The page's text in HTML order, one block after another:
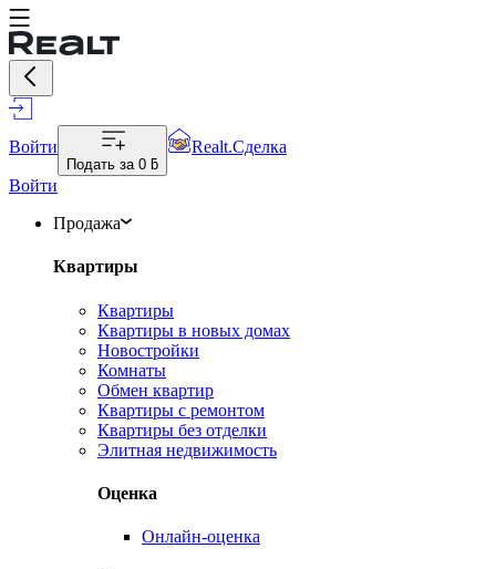
Войти
Подать за 0 ƃ
Realt.Сделка
Войти
Продажа
Квартиры
Квартиры
Квартиры в новых домах
Новостройки
Комнаты
Обмен квартир
Квартиры с ремонтом
Квартиры без отделки
Элитная недвижимость
Оценка
Онлайн-оценка